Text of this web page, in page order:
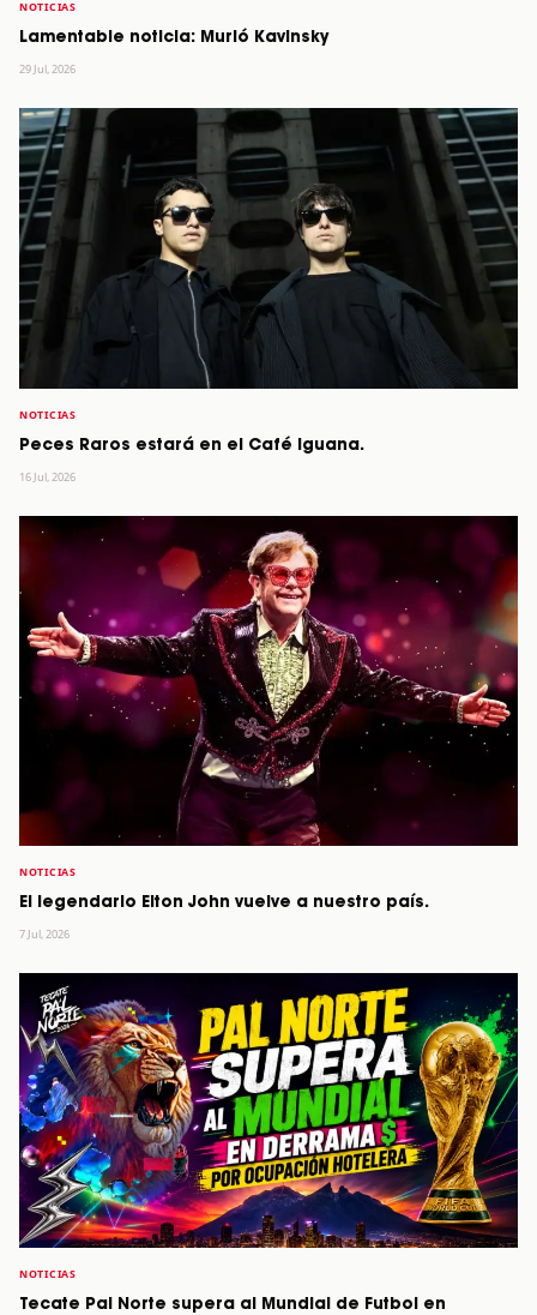
NOTICIAS
Lamentable noticia: Murió Kavinsky
29 Jul, 2026
NOTICIAS
Peces Raros estará en el Café Iguana.
16 Jul, 2026
NOTICIAS
El legendario Elton John vuelve a nuestro país.
7 Jul, 2026
NOTICIAS
Tecate Pal Norte supera al Mundial de Futbol en